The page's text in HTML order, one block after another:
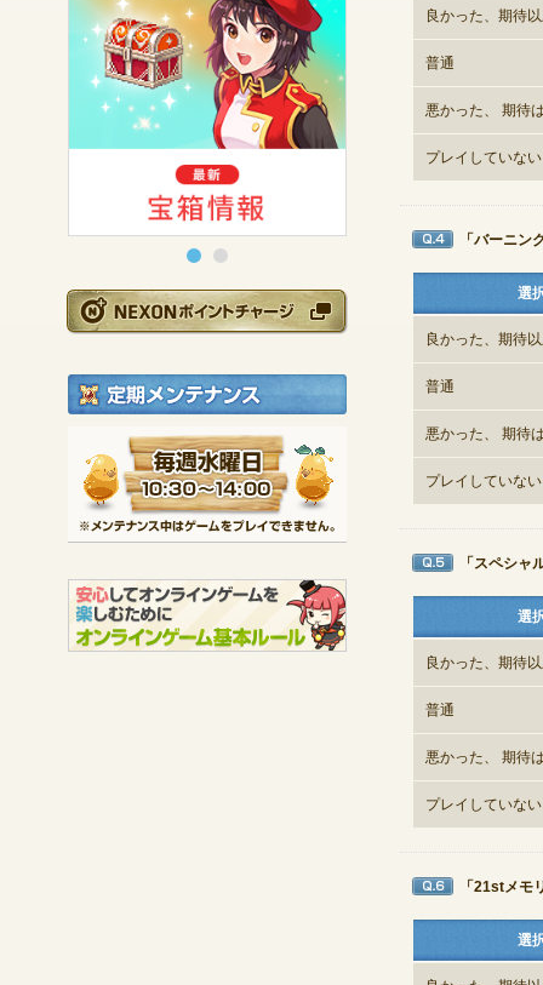
NEXONポイントチ
定期メンテナンス
毎週水曜日 10:30
良かった、期待
普通
悪かった、 期待
プレイしていない
Q4
「バーニ
選
良かった、期待
普通
悪かった、 期待
プレイしていない
Q5
「スペシ
選
良かった、期待
普通
悪かった、 期待
プレイしていない
Q6
「21stメモ
選